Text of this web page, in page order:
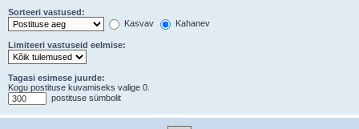
Sorteeri vastused:
Kasvav
Kahanev
Limiteeri vastuseid eelmise:
Tagasi esimese juurde:
Kogu postituse kuvamiseks valige 0.
postituse sümbolit